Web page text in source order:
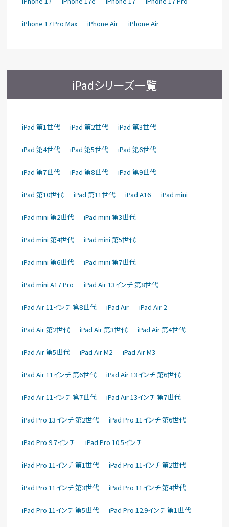
iPhone 17 Pro Max iPhone Air iPhone Air
iPadシリーズ一覧
iPad 第1世代 iPad 第2世代 iPad 第3世代
iPad 第4世代 iPad 第5世代 iPad 第6世代
iPad 第7世代 iPad 第8世代 iPad 第9世代
iPad 第10世代 iPad 第11世代 iPad A16 iPad mini
iPad mini 第2世代 iPad mini 第3世代
iPad mini 第4世代 iPad mini 第5世代
iPad mini 第6世代 iPad mini 第7世代
iPad mini A17 Pro iPad Air 13インチ 第8世代
iPad Air 11インチ 第8世代 iPad Air iPad Air 2
iPad Air 第2世代 iPad Air 第3世代 iPad Air 第4世代
iPad Air 第5世代 iPad Air M2 iPad Air M3
iPad Air 11インチ 第6世代 iPad Air 13インチ 第6世代
iPad Air 11インチ 第7世代 iPad Air 13インチ 第7世代
iPad Pro 13インチ 第2世代 iPad Pro 11インチ 第6世代
iPad Pro 9.7インチ iPad Pro 10.5インチ
iPad Pro 11インチ 第1世代 iPad Pro 11インチ 第2世代
iPad Pro 11インチ 第3世代 iPad Pro 11インチ 第4世代
iPad Pro 11インチ 第5世代 iPad Pro 12.9インチ 第1世代